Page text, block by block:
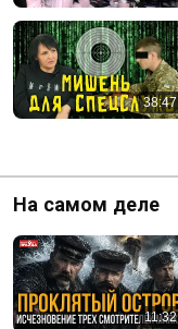
38:47
На самом деле
11:32